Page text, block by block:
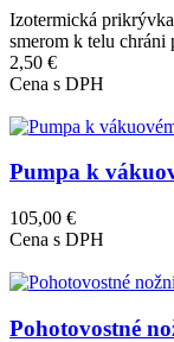
Izotermická
smerom k telu chráni
2,50 €
Cena s DPH
Obrázok
Pumpa k
105,00 €
Cena s DPH
Obrázok
Pohotovostné